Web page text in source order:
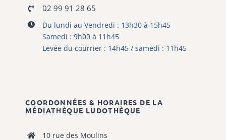
02 99 91 28 65
Du lundi au Vendredi : 13h30 à 15h45
Samedi : 9h00 à 11h45
Levée du courrier : 14h45 / samedi : 11h45
COORDONNÉES & HORAIRES DE LA
MÉDIATHÈQUE LUDOTHÈQUE
10 rue des Moulins